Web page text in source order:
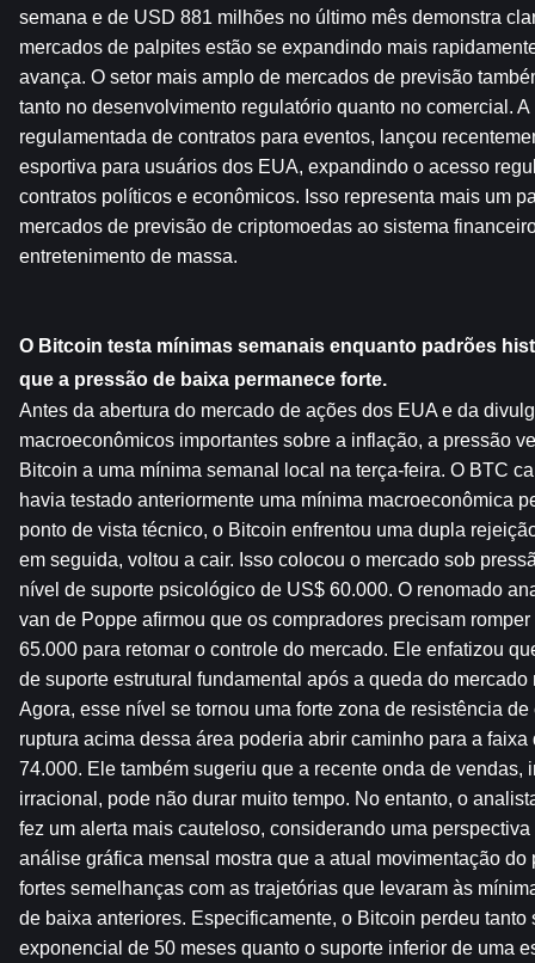
semana e de USD 881 milhões no último mês demonstra
mercados de palpites estão se expandindo mais
avança. O setor mais amplo de mercados de previsão
tanto no desenvolvimento regulatório quanto no comercial.
regulamentada de contratos para eventos, lançou
esportiva para usuários dos EUA, expandindo o acesso
contratos políticos e econômicos. Isso representa mais um
mercados de previsão de criptomoedas ao sistema
entretenimento de massa.
O Bitcoin testa mínimas semanais enquanto padrões
que a pressão de baixa permanece forte.
Antes da abertura do mercado de ações dos EUA e da
macroeconômicos importantes sobre a inflação, a pressão
Bitcoin a uma mínima semanal local na terça-feira. O BTC
havia testado anteriormente uma mínima macroeconômica
ponto de vista técnico, o Bitcoin enfrentou uma dupla
em seguida, voltou a cair. Isso colocou o mercado sob
nível de suporte psicológico de US$ 60.000. O renomado
van de Poppe afirmou que os compradores precisam
65.000 para retomar o controle do mercado. Ele enfatizou
de suporte estrutural fundamental após a queda do
Agora, esse nível se tornou uma forte zona de resistência
ruptura acima dessa área poderia abrir caminho para a
74.000. Ele também sugeriu que a recente onda de vendas,
irracional, pode não durar muito tempo. No entanto, o
fez um alerta mais cauteloso, considerando uma
análise gráfica mensal mostra que a atual movimentação
fortes semelhanças com as trajetórias que levaram às
de baixa anteriores. Especificamente, o Bitcoin perdeu tanto
exponencial de 50 meses quanto o suporte inferior de uma